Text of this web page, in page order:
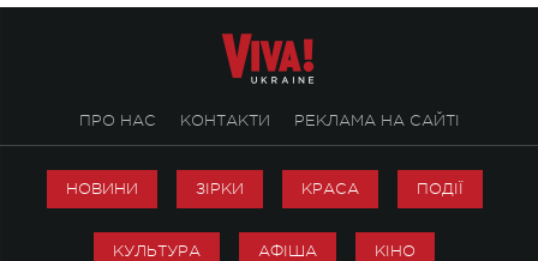
ПРО НАС КОНТАКТИ РЕКЛАМА НА САЙТІ
НОВИНИ ЗІРКИ КРАСА ПОДІЇ
КУЛЬТУРА АФІША КІНО